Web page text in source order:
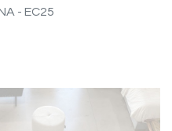
- EC25